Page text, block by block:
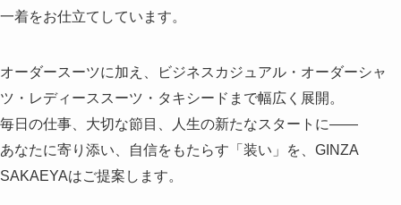
一着をお仕立てしています。
オーダースーツに加え、ビジネスカジュアル・オーダーシャ
ツ・レディーススーツ・タキシードまで幅広く展開。
毎日の仕事、大切な節目、人生の新たなスタートに——
あなたに寄り添い、自信をもたらす「装い」を、GINZA
SAKAEYAはご提案します。